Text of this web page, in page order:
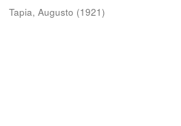
Tapia, Augusto (1921)